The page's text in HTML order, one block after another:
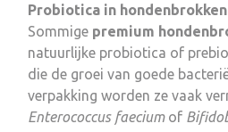
Probiotica in
Sommige premium
natuurlijke probiotica of
die de groei van goede
verpakking worden ze vaak
Enterococcus faeciumof